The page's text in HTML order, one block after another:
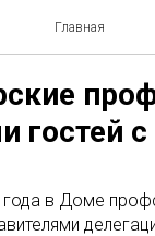
Главная
гостей
года в Доме